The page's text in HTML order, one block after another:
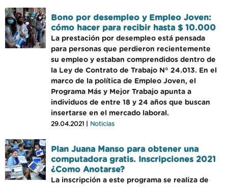
Bono por desempleo y Empleo Joven:
cómo hacer para recibir hasta $ 10.000
La prestación por desempleo está pensada
para personas que perdieron recientemente
su empleo y estaban comprendidos dentro de
la Ley de Contrato de Trabajo N° 24.013. En el
marco de la política de Empleo Joven, el
Programa Más y Mejor Trabajo apunta a
individuos de entre 18 y 24 años que buscan
insertarse en el mercado laboral.
29.04.2021 | Noticias
Plan Juana Manso para obtener una
computadora gratis. Inscripciones 2021
¿Como Anotarse?
La inscripción a este programa se realiza de